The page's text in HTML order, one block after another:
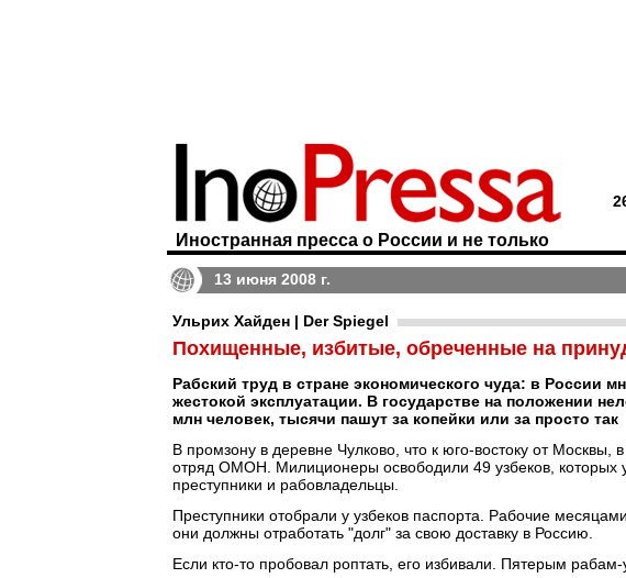
Иностранная пресса о России и не только
13 июня 2008 г.
Ульрих Хайден | Der Spiegel
Похищенные, избитые, обреченные на
Рабский труд в стране экономического чуда: в России
жестокой эксплуатации. В государстве на положении
млн человек, тысячи пашут за копейки или за просто так
В промзону в деревне Чулково, что к юго-востоку от
отряд ОМОН. Милиционеры освободили 49 узбеков, которых
преступники и рабовладельцы.
Преступники отобрали у узбеков паспорта. Рабочие
они должны отработать "долг" за свою доставку в Россию.
Если кто-то пробовал роптать, его избивали. Пятерым